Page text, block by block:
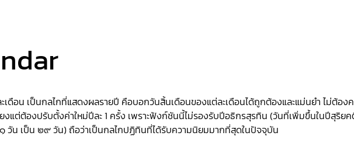
ดือน เป็นกลไกที่แสดงผลรายปี คือบอกวันสิ้นเดือนของแต่ละเดือนได้ถูกต้องและแม่นยำ ไม่ต้อง
งแต่ต้องปรับตั้งค่าใหม่ปีละ 1 ครั้ง เพราะฟังก์ชันนี้ไม่รองรับปีอธิกรสุรทิน (วันที่เพิ่มขึ้นในปีสุริย
วัน เป็น ๒๙ วัน) ถือว่าเป็นกลไกปฏิทินที่ได้รับความนิยมมากที่สุดในปัจจุบัน